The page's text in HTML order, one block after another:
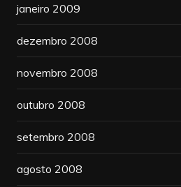
janeiro 2009
dezembro 2008
novembro 2008
outubro 2008
setembro 2008
agosto 2008